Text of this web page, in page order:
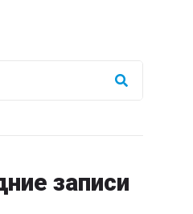
записи